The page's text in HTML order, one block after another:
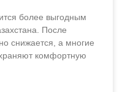
более выгодным
После
снижается, а многие
комфортную